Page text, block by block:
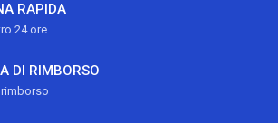
RAPIDA
24 ore
DI RIMBORSO